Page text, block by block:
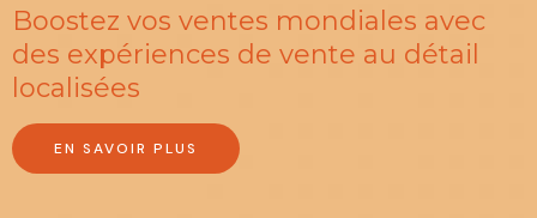
Boostez vos ventes mondiales avec
des expériences de vente au détail
localisées
EN SAVOIR PLUS